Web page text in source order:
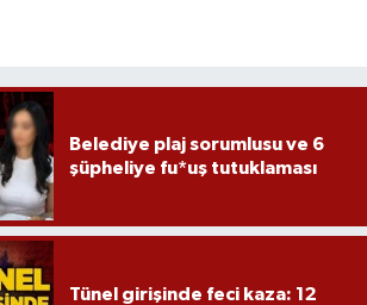
Belediye plaj sorumlusu ve 6
şüpheliye fu*uş tutuklaması
Tünel girişinde feci kaza: 12